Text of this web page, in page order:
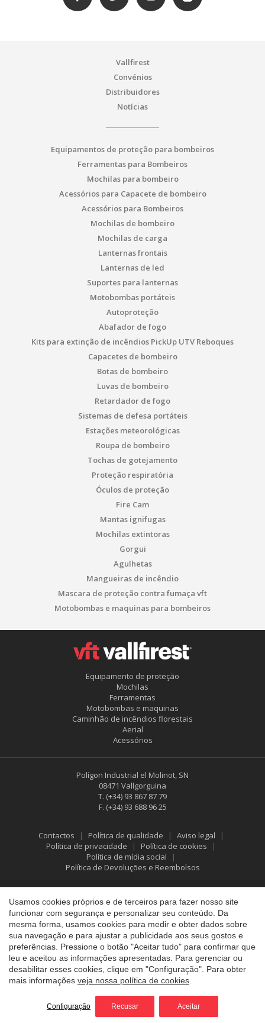
Vallfirest
Convénios
Distribuidores
Notícias
Equipamentos de proteção para bombeiros
Ferramentas para Bombeiros
Mochilas para bombeiro
Acessórios para Capacete de bombeiro
Acessórios para Bombeiros
Mochilas de bombeiro
Mochilas de carga
Lanternas frontais
Lanternas de led
Suportes para lanternas
Motobombas portáteis
Autoproteção
Abafador de fogo
Kits para extinção de incêndios PickUp UTV Reboques
Capacetes de bombeiro
Botas de bombeiro
Luvas de bombeiro
Retardador de fogo
Sistemas de defesa portáteis
Estações meteorológicas
Roupa de bombeiro
Tochas de gotejamento
Proteção respiratória
Óculos de proteção
Fire Cam
Mantas ignifugas
Mochilas extintoras
Gorgui
Agulhetas
Mangueiras de incêndio
Mascara de proteção contra fumaça vft
Motobombas e maquinas para bombeiros
Equipamento de proteção
Mochilas
Ferramentas
Motobombas e maquinas
Caminhão de incêndios florestais
Aerial
Acessórios
Polígon Industrial el Molinot, SN
08471 Vallgorguina
T. (+34) 93 867 87 79
F. (+34) 93 688 96 25
Contactos Política de qualidade
Aviso legal
Política de privacidade
Política de cookies
Política de mídia social
Política de Devoluções e Reembolsos
©2026 Vallfirest
All rights reserved
byiEstrategic
Usamos cookies próprios e de terceiros para fazer nosso site
funcionar com segurança e personalizar seu conteúdo. Da
mesma forma, usamos cookies para medir e obter dados sobre
sua navegação e para ajustar a publicidade aos seus gostos e
preferências. Pressione o botão "Aceitar tudo" para confirmar que
leu e aceitou as informações apresentadas. Para gerenciar ou
desabilitar esses cookies, clique em "Configuração". Para obter
mais informações veja nossa política de cookies
Configuração Recusar Aceitar
Salvar configuração Aceitar tudo